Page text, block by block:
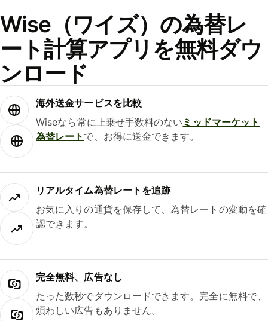
Wise（ワイズ）の為替レ
ート計算アプリを無料ダウ
ンロード
海外送金サービスを比較
Wiseなら常に上乗せ手数料のない ミッドマーケット
為替レート で、お得に送金できます。
リアルタイム為替レートを追跡
お気に入りの通貨を保存して、為替レートの変動を確
認できます。
完全無料、広告なし
たった数秒でダウンロードできます。完全に無料で、
煩わしい広告もありません。